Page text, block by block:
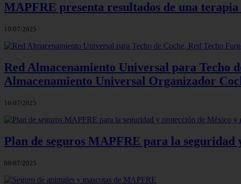
MAPFRE presenta resultados de una
10/07/2025
Red Almacenamiento Universal para Techo
Almacenamiento Universal Organizador
10/07/2025
Plan de seguros MAPFRE para la
09/07/2025